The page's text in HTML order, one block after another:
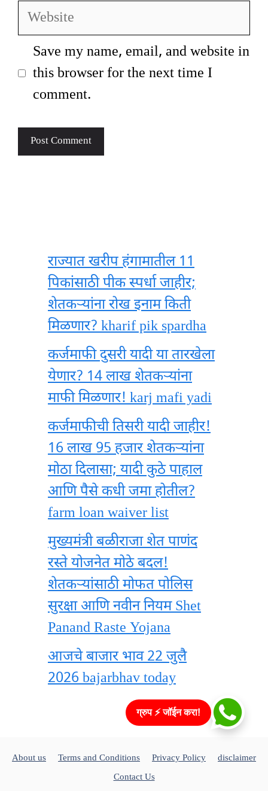
Website
Save my name, email, and website in
this browser for the next time I
comment.
राज्यात खरीप हंगामातील 11
पिकांसाठी पीक स्पर्धा जाहीर;
शेतकऱ्यांना रोख इनाम किती
मिळणार? kharif pik spardha
कर्जमाफी दुसरी यादी या तारखेला
येणार? 14 लाख शेतकऱ्यांना
माफी मिळणार! karj mafi yadi
कर्जमाफीची तिसरी यादी जाहीर!
16 लाख 95 हजार शेतकऱ्यांना
मोठा दिलासा; यादी कुठे पाहाल
आणि पैसे कधी जमा होतील?
farm loan waiver list
मुख्यमंत्री बळीराजा शेत पाणंद
रस्ते योजनेत मोठे बदल!
शेतकऱ्यांसाठी मोफत पोलिस
सुरक्षा आणि नवीन नियम Shet
Panand Raste Yojana
आजचे बाजार भाव 22 जुलै
2026 bajarbhav today
About us Terms and Conditions Privacy Policy
disclaimer
Contact Us
ग्रुप ⚡ जॉईन करा!